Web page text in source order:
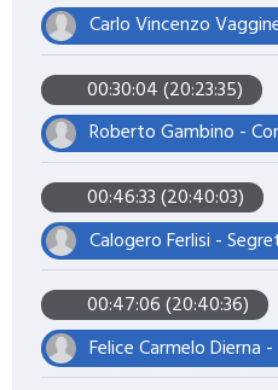
Carlo Vincenzo
00:30:04 (20:23:35)
Roberto Gambino -
00:46:33 (20:40:03)
Calogero Ferlisi -
00:47:06 (20:40:36)
Felice Carmelo Dierna